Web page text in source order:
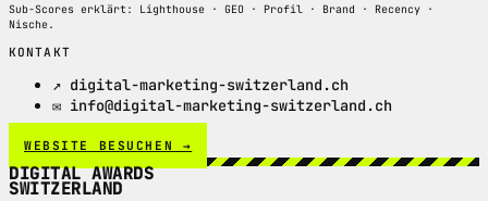
Sub-Scores erklärt: Lighthouse · GEO · Profil · Brand · Recency ·
Nische.
KONTAKT
↗ digital-marketing-switzerland.ch
✉ info@digital-marketing-switzerland.ch
WEBSITE BESUCHEN →
DIGITAL AWARDS
SWITZERLAND